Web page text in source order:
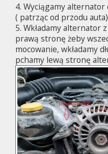
4. Wyciągamy alternator
( patrząc od przodu
5. Wkładamy alternator
prawą stronę żeby
mocowanie, wkładamy
pchamy lewą stronę